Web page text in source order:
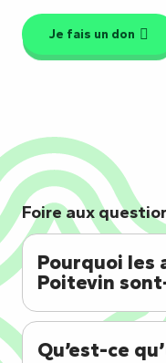
Je fais un don
Foire aux
Pourquoi les
Poitevin
Qu’est-ce